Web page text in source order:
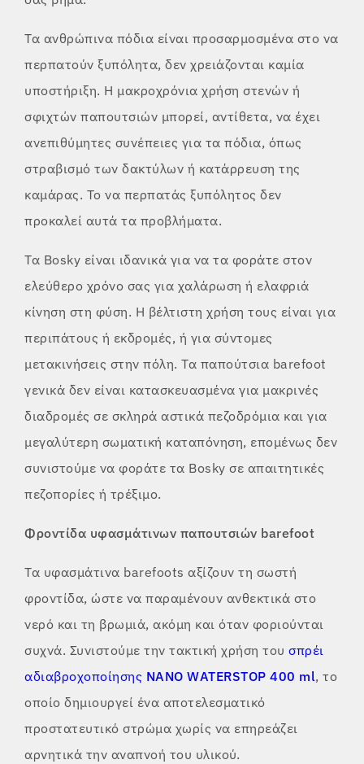
Τα ανθρώπινα πόδια είναι προσαρμοσμένα στο να
περπατούν ξυπόλητα, δεν χρειάζονται καμία
υποστήριξη. Η μακροχρόνια χρήση στενών ή
σφιχτών παπουτσιών μπορεί, αντίθετα, να έχει
ανεπιθύμητες συνέπειες για τα πόδια, όπως
στραβισμό των δακτύλων ή κατάρρευση της
καμάρας. Το να περπατάς ξυπόλητος δεν
προκαλεί αυτά τα προβλήματα.
Τα Bosky είναι ιδανικά για να τα φοράτε στον
ελεύθερο χρόνο σας για χαλάρωση ή ελαφριά
κίνηση στη φύση. Η βέλτιστη χρήση τους είναι για
περιπάτους ή εκδρομές, ή για σύντομες
μετακινήσεις στην πόλη. Τα παπούτσια barefoot
γενικά δεν είναι κατασκευασμένα για μακρινές
διαδρομές σε σκληρά αστικά πεζοδρόμια και για
μεγαλύτερη σωματική καταπόνηση, επομένως δεν
συνιστούμε να φοράτε τα Bosky σε απαιτητικές
πεζοπορίες ή τρέξιμο.
Φροντίδα υφασμάτινων παπουτσιών barefoot
Τα υφασμάτινα barefoots αξίζουν τη σωστή
φροντίδα, ώστε να παραμένουν ανθεκτικά στο
νερό και τη βρωμιά, ακόμη και όταν φοριούνται
συχνά. Συνιστούμε την τακτική χρήση του σπρέι
αδιαβροχοποίησης NANO WATERSTOP 400 ml, το
οποίο δημιουργεί ένα αποτελεσματικό
προστατευτικό στρώμα χωρίς να επηρεάζει
αρνητικά την αναπνοή του υλικού.